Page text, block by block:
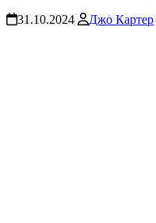
31.10.2024 Джо Картер